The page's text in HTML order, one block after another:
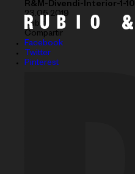
R&M-Divendi-Interior-1-10
23.05.2019
Subir
Compartir
Facebook
Twitter
Pinterest